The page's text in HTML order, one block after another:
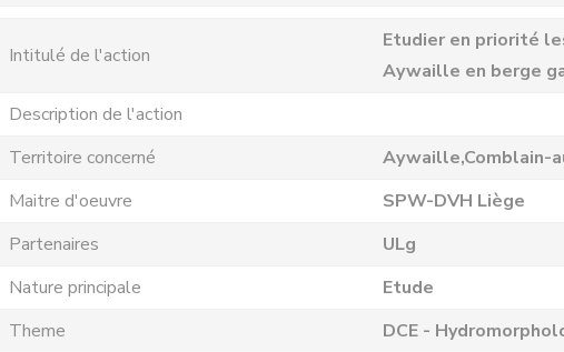
Intitulé de l'action
Etudier en priorité
Aywaille en berge
Description de l'action
Territoire concerné
Aywaille,Comblain-
Maitre d'oeuvre
SPW-DVH Liège
Partenaires
ULg
Nature principale
Etude
Theme
DCE -